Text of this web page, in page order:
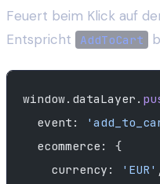
Feuert beim Klick auf
Entspricht
AddToCart
window.dataLayer.
  event:
  ecommerce: {
    currency:
'EUR'